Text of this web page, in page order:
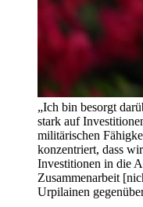
„Ich bin besorgt
stark auf
militärischen
konzentriert, dass
Investitionen in die
Zusammenarbeit
Urpilainen